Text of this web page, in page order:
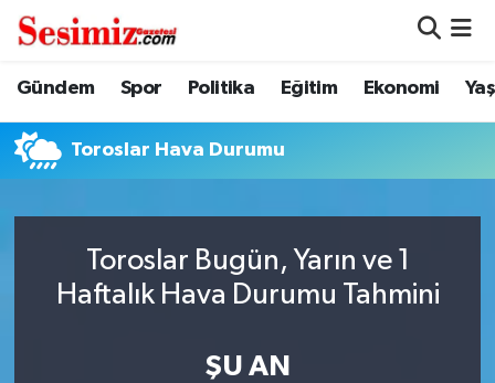
Gündem Spor Politika Eğitim Ekonomi
Toroslar Hava Durumu
Toroslar Bugün, Yarın ve 1
Haftalık Hava Durumu Tahmini
ŞU AN
Dünya
Eğitim
Genel
Gündem
Nöbetçi Eczaneler
Hava Durumu
Trafik Durumu
Süper Lig Puan Durumu ve Fikstür